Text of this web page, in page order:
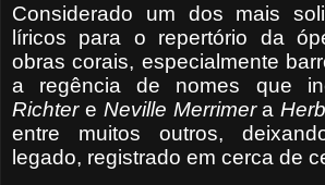
Considerado um dos mais
líricos para o repertório da
obras corais, especialmente
a regência de nomes que
Richtere Neville Merrimera
entre muitos outros,
legado, registrado em cerca de